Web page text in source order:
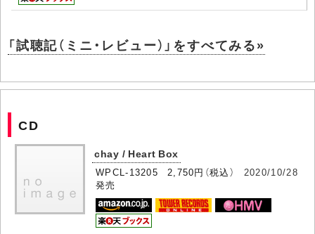
「試聴記（ミニ・レビュー）」をすべてみる»
CD
chay / Heart Box
WPCL-13205 2,750円（税込） 2020/10/28
発売